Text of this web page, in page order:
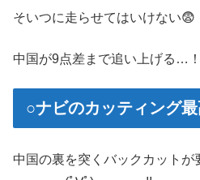
そいつに走らせてはいけない😨
中国が9点差まで追い上げる…！
○ナビのカッティング最
中国の裏を突くバックカットが